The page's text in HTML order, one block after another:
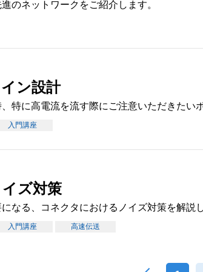
のネットワークをご紹介します。
ン設計
特に高電流を流す際にご注意いただきたい
入門講座
ズ対策
なる、コネクタにおけるノイズ対策を解説し
入門講座 高速伝送